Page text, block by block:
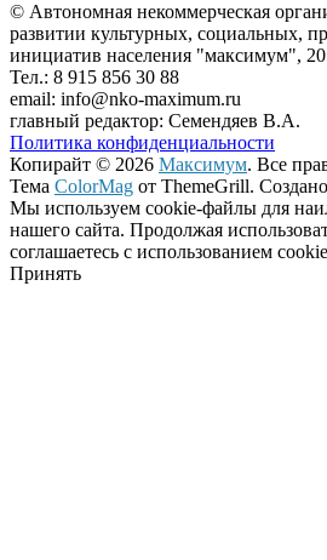
© Автономная некоммерческая
развитии культурных, социальных,
инициатив населения "максимум",
Тел.: 8 915 856 30 88
email: info@nko-maximum.ru
главный редактор: Семендяев В.А.
Политика конфиденциальности
Копирайт © 2026 Максимум. Все
Тема ColorMag от ThemeGrill.
Мы используем cookie-файлы для
нашего сайта. Продолжая
соглашаетесь с использованием
Принять